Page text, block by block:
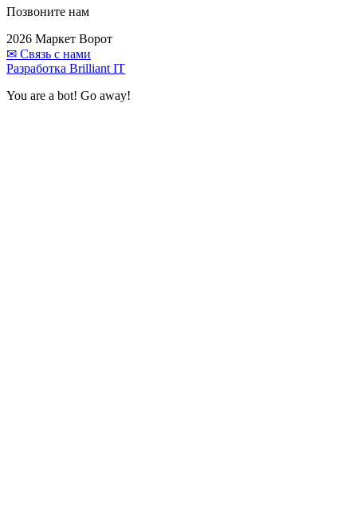
Позвоните нам
2026 Маркет Ворот
✉ Связь с нами
Разработка Brilliant IT
You are a bot! Go away!